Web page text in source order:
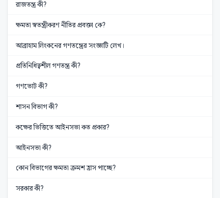
রাজতন্ত্র কী?
ক্ষমতা স্বতন্ত্রীকরণ নীতির প্রবক্তা কে?
আব্রাহাম লিংকনের গণতন্ত্রের সংজ্ঞাটি লেখ।
প্রতিনিধিত্বশীল গণতন্ত্র কী?
গণভোট কী?
শাসন বিভাগ কী?
কক্ষের ভিত্তিতে আইনসভা কত প্রকার?
আইনসভা কী?
কোন বিভাগের ক্ষমতা ক্রমশ হ্রাস পাচ্ছে?
সরকার কী?